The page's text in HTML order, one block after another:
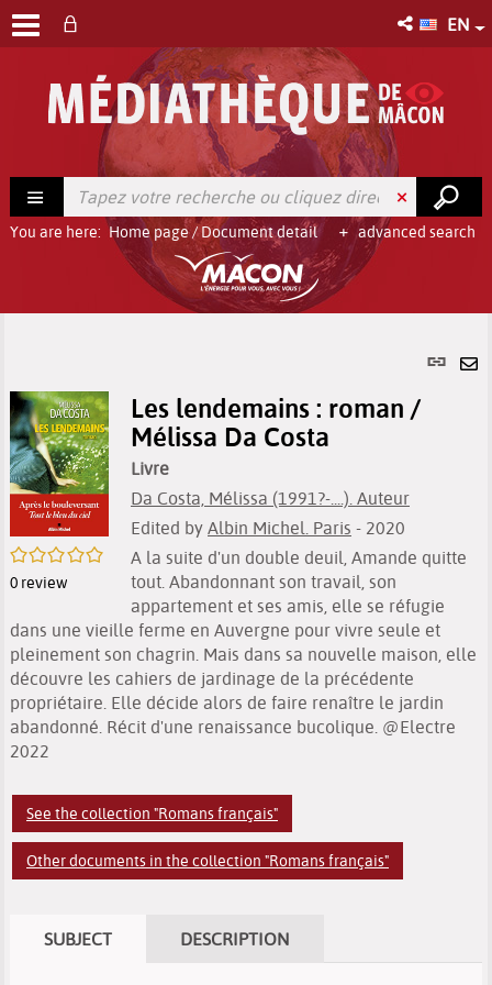
EN
advanced search
You are here: Home page/Document detail
link
/5
0 review
Les lendemains : roman /
Mélissa Da Costa
Livre
Da Costa, Mélissa (1991?-....). Auteur
Edited by Albin Michel. Paris - 2020
A la suite d'un double deuil, Amande quitte
tout. Abandonnant son travail, son
appartement et ses amis, elle se réfugie
dans une vieille ferme en Auvergne pour vivre seule et
pleinement son chagrin. Mais dans sa nouvelle maison, elle
découvre les cahiers de jardinage de la précédente
propriétaire. Elle décide alors de faire renaître le jardin
abandonné. Récit d'une renaissance bucolique. @Electre
2022
See the collection "Romans français"
Other documents in the collection "Romans français"
SUBJECT DESCRIPTION